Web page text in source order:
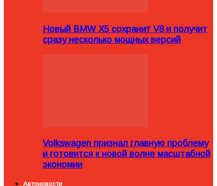
Новый BMW X5 сохранит V8 и получит
сразу несколько мощных версий
Volkswagen признал главную проблему
и готовится к новой волне масштабной
экономии
Автоновости